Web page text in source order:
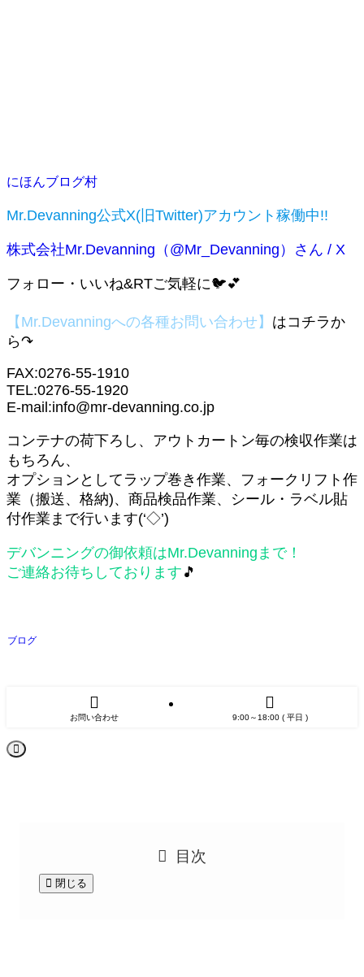
にほんブログ村
Mr.Devanning公式X(旧Twitter)アカウント稼働中!!
株式会社Mr.Devanning（@Mr_Devanning）さん / X
フォロー・いいね&RTご気軽に🐦💕
【Mr.Devanningへの各種お問い合わせ】 はコチラか
ら↷
FAX:0276-55-1910
TEL:0276-55-1920
E-mail:info@mr-devanning.co.jp
コンテナの荷下ろし、アウトカートン毎の検収作業は
もちろん、
オプションとしてラップ巻き作業、フォークリフト作
業（搬送、格納)、商品検品作業、シール・ラベル貼
付作業まで行います(‘◇’)ゞ
デバンニングの御依頼はMr.Devanningまで！
ご連絡お待ちしております 🎵
ブログ
お問い合わせ 9:00～18:00 ( 平日 )
目次
閉じる